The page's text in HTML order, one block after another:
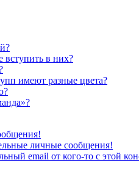
вступить в них?
имеют разные цвета?
личные сообщения!
email от кого-то с этой